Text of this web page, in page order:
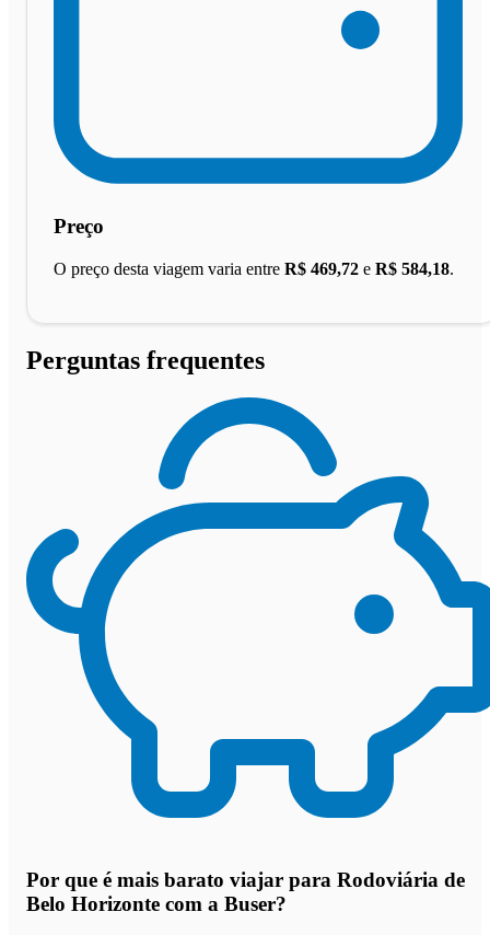
Preço
O preço desta viagem varia entre R$ 469,72 e R$ 584,18.
Perguntas frequentes
Por que é mais barato viajar para Rodoviária de
Belo Horizonte com a Buser?